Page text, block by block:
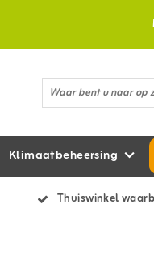
Klimaatbeheersing
Thuiswinkel